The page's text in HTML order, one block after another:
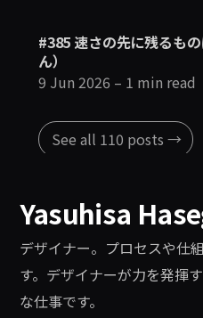
#385 速さの先に残るも
ん）
9 Jun 2026 – 1 min read
See all 110 posts →
Yasuhisa
デザイナー。プロセスや仕
す。デザイナーが力を発揮
な仕事です。